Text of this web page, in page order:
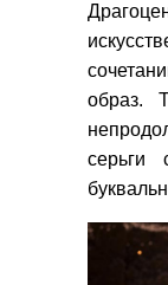
образ.
серьги